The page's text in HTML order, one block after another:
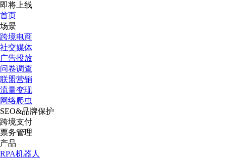
即将上线
首页
场景
跨境电商
社交媒体
广告投放
问卷调查
联盟营销
流量变现
网络爬虫
SEO&品牌保护
跨境支付
票务管理
产品
RPA机器人